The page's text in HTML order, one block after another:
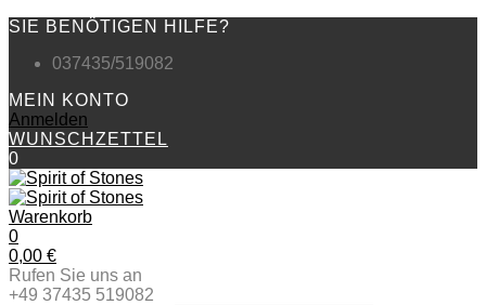
SIE BENÖTIGEN HILFE?
037435/519082
MEIN KONTO
Anmelden
WUNSCHZETTEL
0
Warenkorb
0
0,00 €
Rufen Sie uns an
+49 37435 519082